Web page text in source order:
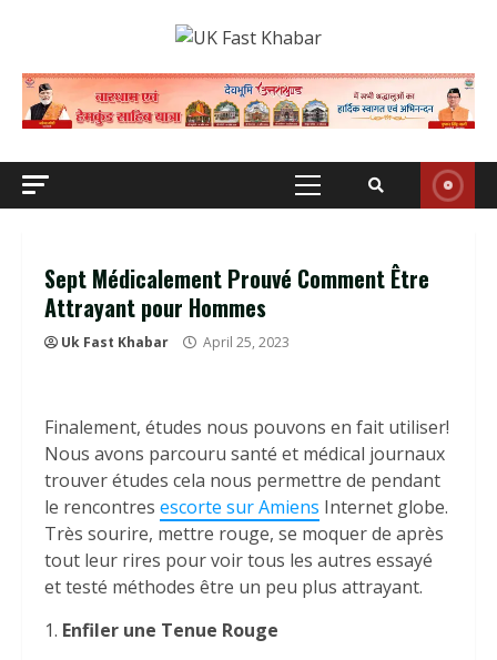
Primary
Sept Médicalement Prouvé Comment Être
Attrayant pour Hommes
Uk Fast Khabar April 25, 2023
Finalement, études nous pouvons en fait utiliser!
Nous avons parcouru santé et médical journaux
trouver études cela nous permettre de pendant
le rencontres escorte sur Amiens Internet globe.
Très sourire, mettre rouge, se moquer de après
tout leur rires pour voir tous les autres essayé
et testé méthodes être un peu plus attrayant.
1. Enfiler une Tenue Rouge